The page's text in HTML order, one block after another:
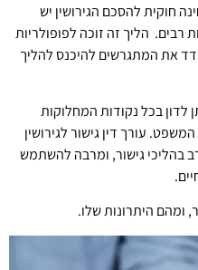
חוקית להסכם הגירושין יש
רבים. הליך זה זוכה לפופולריות
את המתגרשים להיכנס להליך
לדון בכל נקודות המחלוקות
עורך דין גישור לגירושין
בהליכי גישור, ומרבה להשתמש
ומהם היתרונות שלו.